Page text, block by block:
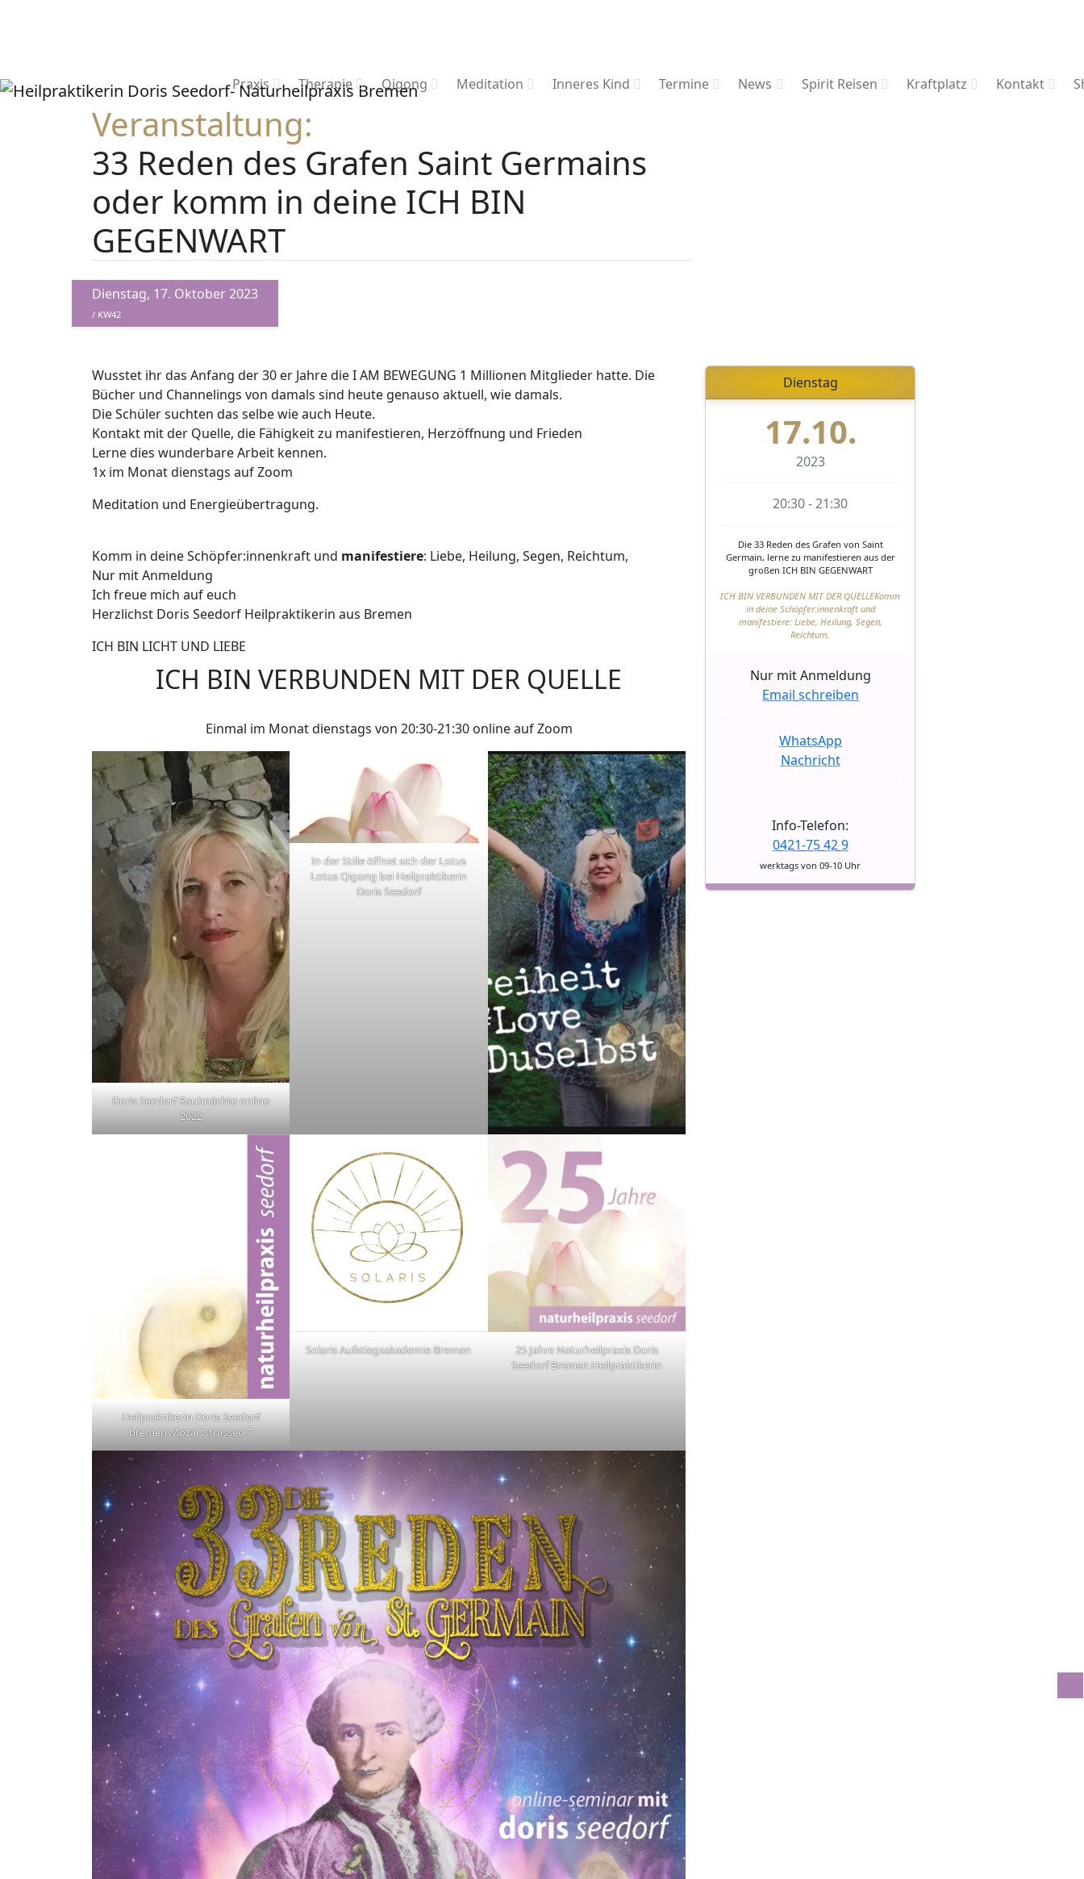
Veranstaltung:
33 Reden des Grafen Saint Germains
oder komm in deine ICH BIN
GEGENWART
Dienstag, 17. Oktober 2023
/ KW42
Dienstag
17.10.
2023
20:30 - 21:30
Die 33 Reden des Grafen von Saint
Germain, lerne zu manifestieren aus der
großen ICH BIN GEGENWART
ICH BIN VERBUNDEN MIT DER QUELLEKomm
in deine Schöpfer:innenkraft und
manifestiere: Liebe, Heilung, Segen,
Reichtum,
Nur mit Anmeldung
Email schreiben
WhatsApp
Nachricht
Info-Telefon:
0421-75 42 9
werktags von 09-10 Uhr
Wusstet ihr das Anfang der 30 er Jahre die I AM BEWEGUNG 1 Millionen Mitglieder hatte. Die
Bücher und Channelings von damals sind heute genauso aktuell, wie damals.
Die Schüler suchten das selbe wie auch Heute.
Kontakt mit der Quelle, die Fähigkeit zu manifestieren, Herzöffnung und Frieden
Lerne dies wunderbare Arbeit kennen.
1x im Monat dienstags auf Zoom
Meditation und Energieübertragung.
Komm in deine Schöpfer:innenkraft und manifestiere: Liebe, Heilung, Segen, Reichtum,
Nur mit Anmeldung
Ich freue mich auf euch
Herzlichst Doris Seedorf Heilpraktikerin aus Bremen
ICH BIN LICHT UND LIEBE
ICH BIN VERBUNDEN MIT DER QUELLE
Einmal im Monat dienstags von 20:30-21:30 online auf Zoom
Doris Seedorf Rauhnächte online
2022
In der Stille öffnet sich der Lotus
Lotus Qigong bei Heilpraktikerin
Doris Seedorf
Heilpraktikerin Doris Seedorf
bremen Mozartstrasseo 7
Solaris Aufstiegsakademie Bremen
25 Jahre Naturheilpraxis Doris
Seedorf Bremen Heilpraktikerin